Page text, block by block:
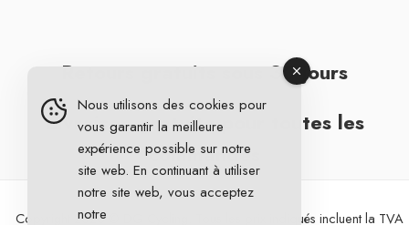
Retours gratuits sous 30 jours
Livraison gratuite pour toutes les
commandes
Copyright 2026 © DG Cycling. Tous les prix indiqués incluent la TVA
Nous utilisons des cookies pour
vous garantir la meilleure
expérience possible sur notre
site web. En continuant à utiliser
notre site web, vous acceptez
notre